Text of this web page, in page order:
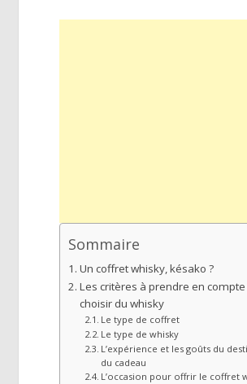
Sommaire
Un coffret whisky, késako ?
Les critères à prendre en
choisir du whisky
Le type de coffret
Le type de whisky
L’expérience et les goûts du
du cadeau
L’occasion pour offrir le coffret